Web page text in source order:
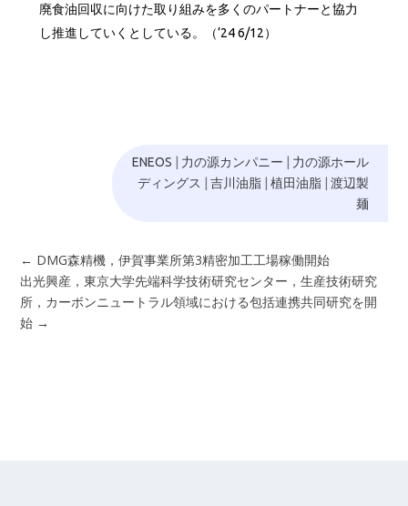
廃食油回収に向けた取り組みを多くのパートナーと協力
し推進していくとしている。（’24 6/12）
ENEOS | 力の源カンパニー | 力の源ホール
ディングス | 吉川油脂| 植田油脂| 渡辺製
麺
← DMG森精機，伊賀事業所第3精密加工工場稼働開始
出光興産，東京大学先端科学技術研究センター，生産技術研究
所，カーボンニュートラル領域における包括連携共同研究を開
始 →